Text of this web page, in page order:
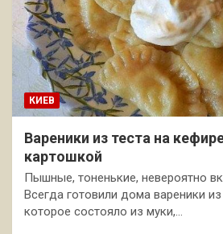
КИЕВ
Вареники из теста на
картошкой
Пышные, тоненькие, невероятно
Всегда готовили дома вареники
которое состояло из муки,…